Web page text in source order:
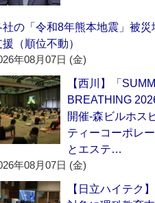
社の「令和8年熊本地震」被災
援（順位不動）
年08月07日 (金)
【西川】「
BREATHING
開催‐森ビルホス
ティーコーポレ
とエステ…
年08月07日 (金)
【日立ハイテク